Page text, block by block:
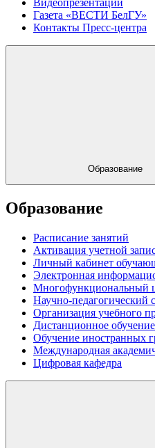
Видеопрезентации
Газета «ВЕСТИ БелГУ»
Контакты Пресс-центра
Образование
Образование
Расписание занятий
Активация учетной
Личный кабинет
Электронная
Многофункциональный
Научно-педагогический
Организация учебного
Дистанционное обучение
Обучение иностранных
Международная
Цифровая кафедра